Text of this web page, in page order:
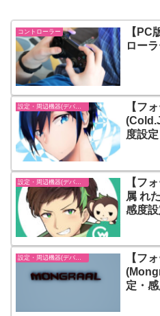
コントローラー
【PC
ロー
設定・周辺機器(デバイス)-フォートナイト【fortnite】
【フ
度設
【フ
属 れ
感度
【フ
定・